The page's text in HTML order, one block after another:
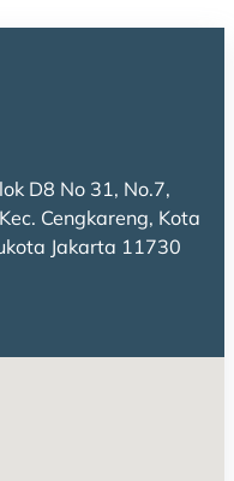
D8 No 31, No.7,
Cengkareng, Kota
Jakarta 11730